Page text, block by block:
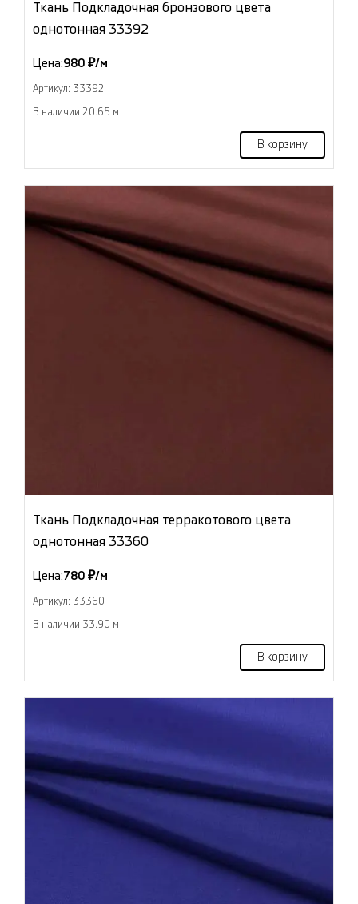
Ткань Подкладочная бронзового цвета
однотонная 33392
Цена:980 ₽/м
Артикул: 33392
В наличии 20.65 м
В корзину
Ткань Подкладочная терракотового цвета
однотонная 33360
Цена:780 ₽/м
Артикул: 33360
В наличии 33.90 м
В корзину